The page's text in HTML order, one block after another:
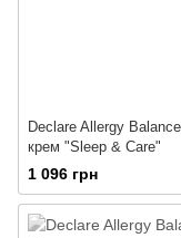
Declare Allergy
крем "Sleep & Care"
1 096 грн